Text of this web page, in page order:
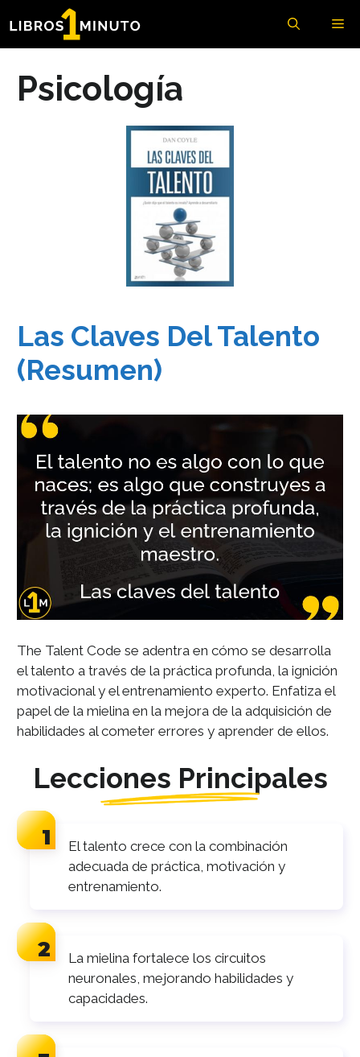
contenido
Psicología
Las Claves Del Talento
(Resumen)
The Talent Code se adentra en cómo se desarrolla
el talento a través de la práctica profunda, la ignición
motivacional y el entrenamiento experto. Enfatiza el
papel de la mielina en la mejora de la adquisición de
habilidades al cometer errores y aprender de ellos.
Lecciones Principales
El talento crece con la combinación
adecuada de práctica, motivación y
entrenamiento.
La mielina fortalece los circuitos
neuronales, mejorando habilidades y
capacidades.